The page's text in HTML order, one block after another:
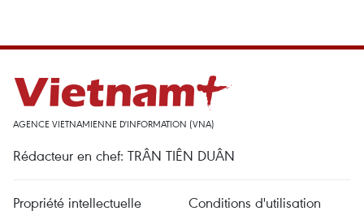
AGENCE VIETNAMIENNE D'INFORMATION (VNA)
Rédacteur en chef: TRÂN TIÊN DUÂN
Propriété intellectuelle Conditions d'utilisation